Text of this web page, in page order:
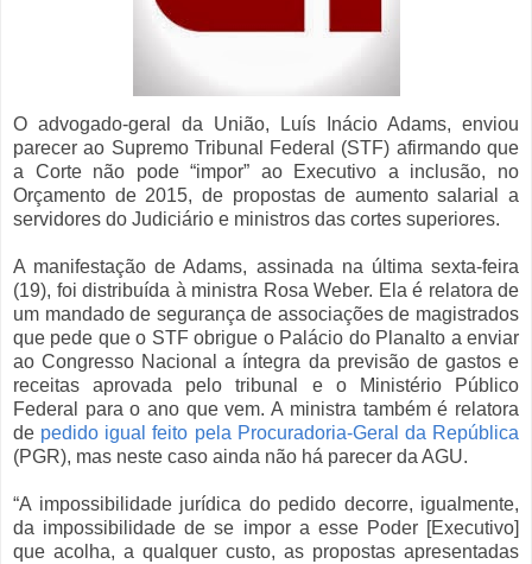
O advogado-geral da União, Luís Inácio Adams, enviou
parecer ao Supremo Tribunal Federal (STF) afirmando que
a Corte não pode “impor” ao Executivo a inclusão, no
Orçamento de 2015, de propostas de aumento salarial a
servidores do Judiciário e ministros das cortes superiores.
A manifestação de Adams, assinada na última sexta-feira
(19), foi distribuída à ministra Rosa Weber. Ela é relatora de
um mandado de segurança de associações de magistrados
que pede que o STF obrigue o Palácio do Planalto a enviar
ao Congresso Nacional a íntegra da previsão de gastos e
receitas aprovada pelo tribunal e o Ministério Público
Federal para o ano que vem. A ministra também é relatora
de pedido igual feito pela Procuradoria-Geral da República
(PGR), mas neste caso ainda não há parecer da AGU.
“A impossibilidade jurídica do pedido decorre, igualmente,
da impossibilidade de se impor a esse Poder [Executivo]
que acolha, a qualquer custo, as propostas apresentadas